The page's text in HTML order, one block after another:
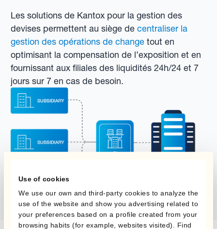
Use of cookies
We use our own and third-party cookies to analyze the
use of the website and show you advertising related to
your preferences based on a profile created from your
browsing habits (for example, websites visited). Find
Les solutions de Kantox pour la gestion des
devises permettent au siège decentraliser la
gestion des opérations de change tout en
optimisant la compensation de l’exposition et en
fournissant aux filiales des liquidités 24h/24 et 7
jours sur 7 en cas de besoin.